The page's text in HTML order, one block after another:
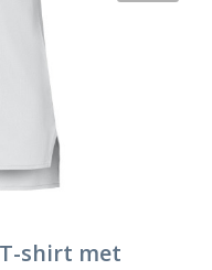
T-shirt met